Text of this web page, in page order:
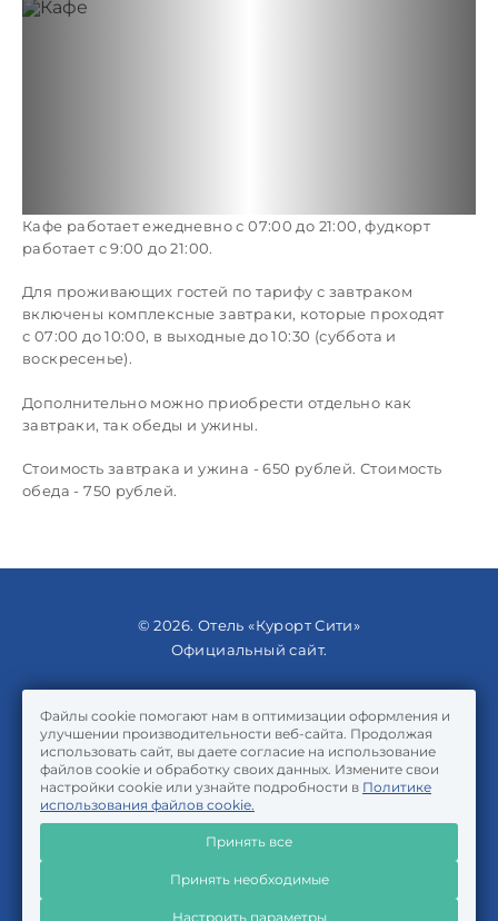
Файлы cookie помогают нам в оптимизации оформления и
улучшении производительности веб-сайта. Продолжая
использовать сайт, вы даете согласие на использование
файлов cookie и обработку своих данных. Измените свои
настройки cookie или узнайте подробности в Политике
использования файлов cookie.
Принять все
Принять необходимые
Настроить параметры
Кафе работает ежедневно с 07:00 до 21:00, фудкорт
работает с 9:00 до 21:00.
Для проживающих гостей по тарифу с завтраком
включены комплексные завтраки, которые проходят
с 07:00 до 10:00, в выходные до 10:30 (суббота и
воскресенье).
Дополнительно можно приобрести отдельно как
завтраки, так обеды и ужины.
Стоимость завтрака и ужина - 650 рублей. Стоимость
обеда - 750 рублей.
© 2026. Отель «Курорт Сити»
Официальный сайт.
Правовая информация
Политика обработки персональных данных
Политика использования файлов cookie
Свидетельство о классификации объекта